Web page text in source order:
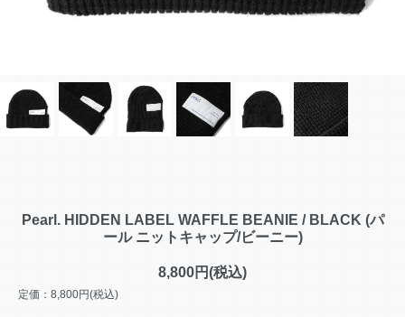
Pearl. HIDDEN LABEL WAFFLE BEANIE / BLACK (パ
ール ニットキャップ/ビーニー)
8,800円(税込)
定価：8,800円(税込)